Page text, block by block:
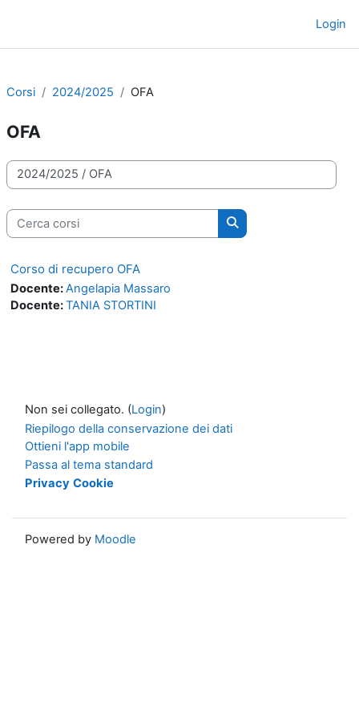
Login
Corsi 2024/2025 OFA
OFA
Categorie di corso
Cerca corsi
Cerca corsi
Corso di recupero OFA
Docente:Angelapia Massaro
Docente:TANIA STORTINI
Non sei collegato. (Login)
Riepilogo della conservazione dei dati
Ottieni l'app mobile
Passa al tema standard
Privacy Cookie
Powered by Moodle